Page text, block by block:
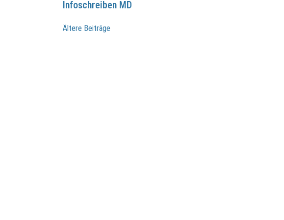
Infoschreiben MD
Beitragsnavigation
Ältere Beiträge